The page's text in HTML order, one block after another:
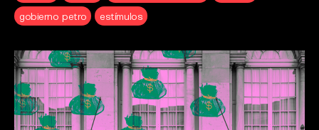
gobierno petro
estímulos